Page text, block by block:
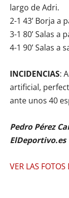
largo de Adri.
2-1 43’ Borja a
3-1 80’ Salas a
4-1 90’ Salas a
INCIDENCIAS:
artificial,
ante unos 40
Pedro Pérez
ElDeportivo.es
VER LAS